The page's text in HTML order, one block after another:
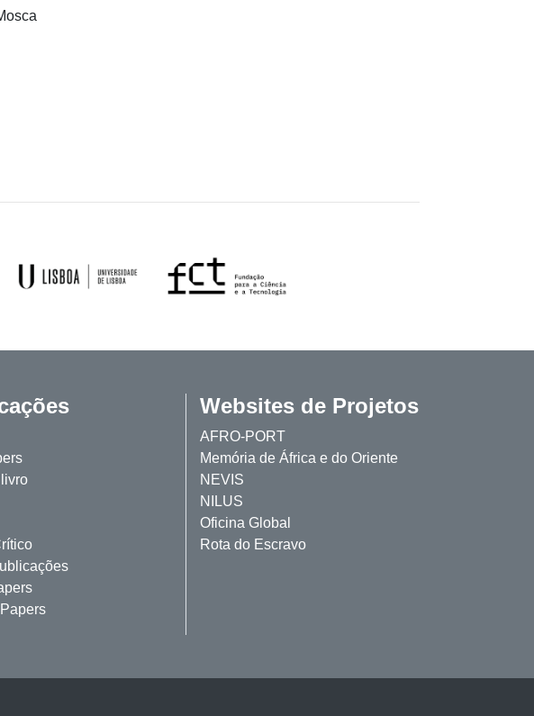
Websites de Projetos
AFRO-PORT
Memória de África e do Oriente
NEVIS
NILUS
Oficina Global
Rota do Escravo